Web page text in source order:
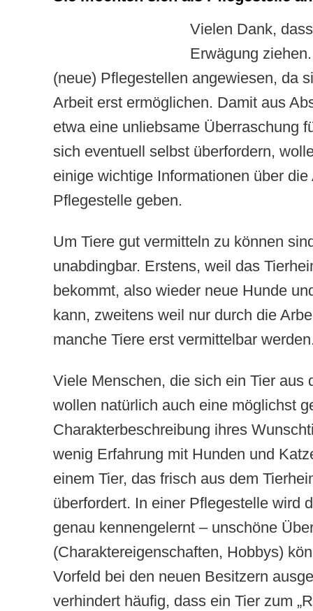
Vielen Dank,
Erwägung
(neue) Pflegestellen angewiesen, da
Arbeit erst ermöglichen. Damit aus
etwa eine unliebsame Überraschung
sich eventuell selbst überfordern,
einige wichtige Informationen über
Pflegestelle geben.
Um Tiere gut vermitteln zu können
unabdingbar. Erstens, weil das
bekommt, also wieder neue Hunde
kann, zweitens weil nur durch die
manche Tiere erst vermittelbar
Viele Menschen, die sich ein Tier aus
wollen natürlich auch eine möglichst
Charakterbeschreibung ihres
wenig Erfahrung mit Hunden und
einem Tier, das frisch aus dem
überfordert. In einer Pflegestelle wird
genau kennengelernt – unschöne
(Charaktereigenschaften, Hobbys)
Vorfeld bei den neuen Besitzern
verhindert häufig, dass ein Tier zum